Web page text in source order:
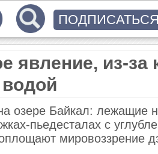
явление, из-за
озере Байкал: лежащие
пьедесталах с
мировоззрение
ПОДПИСАТЬСЯ